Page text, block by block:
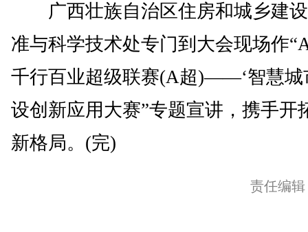
广西壮族自治区住房和城乡建
准与科学技术处专门到大会现场作
千行百业超级联赛(A超)——‘智慧城
设创新应用大赛”专题宣讲，携手开
新格局。(完)
责任编